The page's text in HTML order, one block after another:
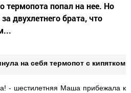
термопота попал на нее. Но
двухлетнего брата, что
на себя термопот с кипятком
- шестилетняя Маша прибежала к